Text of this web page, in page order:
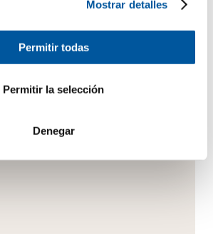
Mostrar detalles
Permitir todas
Permitir la selección
Denegar